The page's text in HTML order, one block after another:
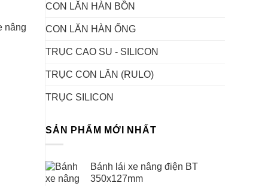
CON LĂN HÀN BỒN
CON LĂN HÀN ỐNG
TRỤC CAO SU - SILICON
TRỤC CON LĂN (RULO)
TRỤC SILICON
SẢN PHẨM MỚI NHẤT
Bánh lái xe nâng điện BT
350x127mm
nâng